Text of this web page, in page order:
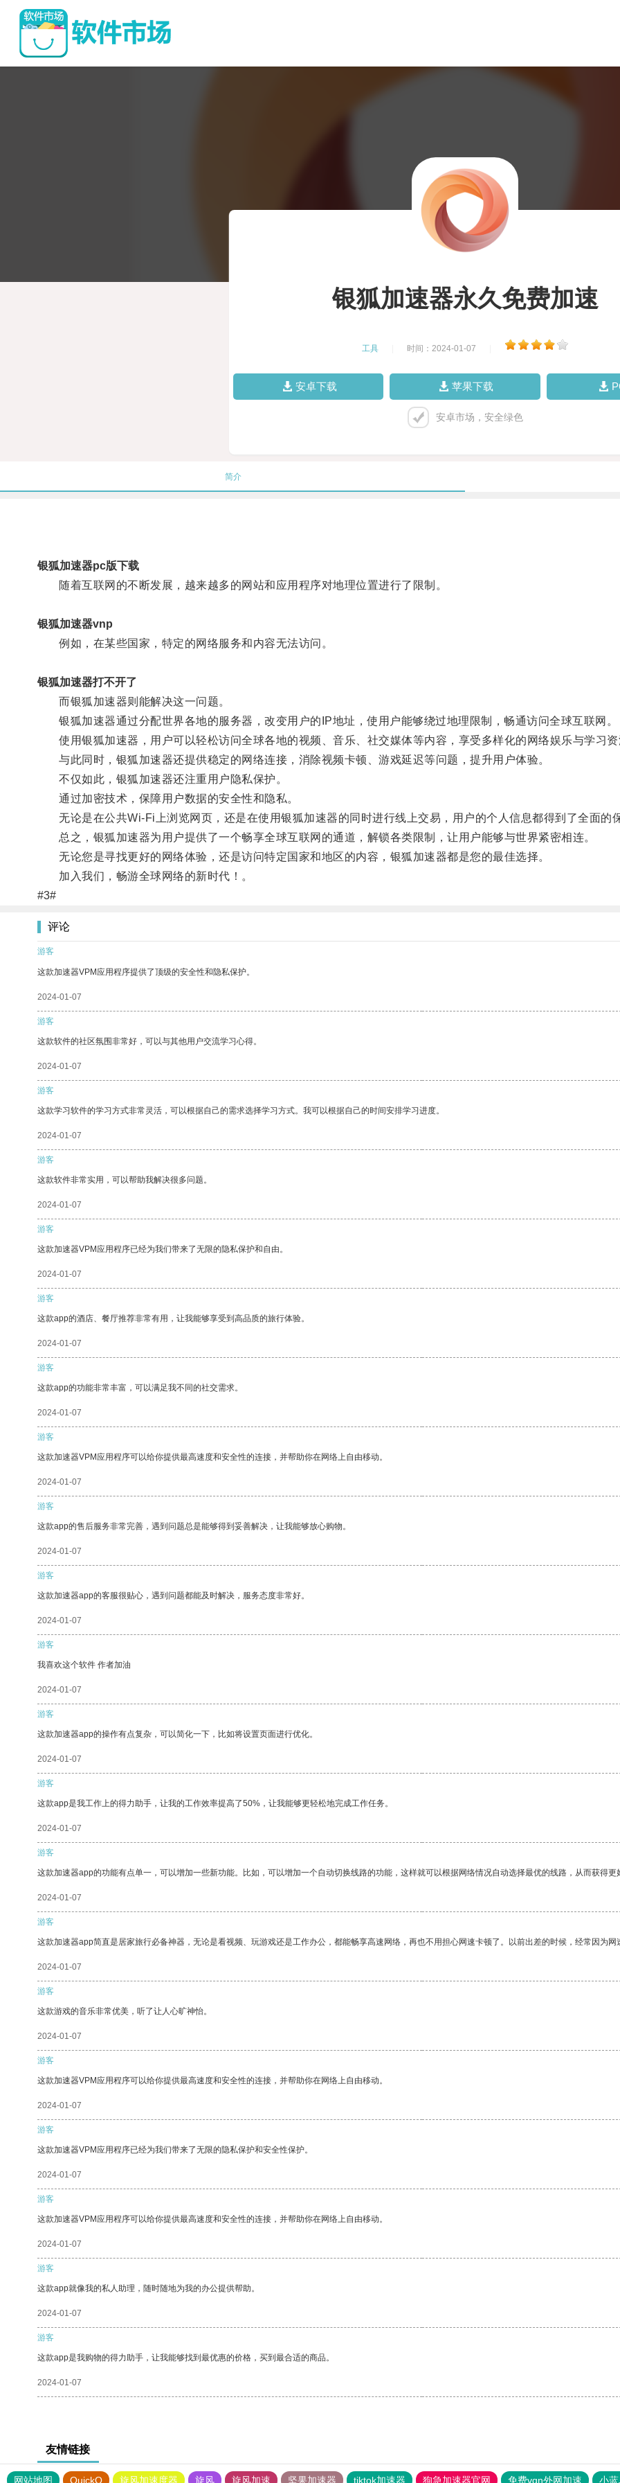
银狐加速器永久免费加速
工具 时间：2024-01-07
安卓下载 苹果下载
安卓市场，安全绿色
简介
银狐加速器pc版下载
随着互联网的不断发展，越来越多的网站和应用程序对地理位置进行了限制。
银狐加速器vnp
例如，在某些国家，特定的网络服务和内容无法访问。
银狐加速器打不开了
而银狐加速器则能解决这一问题。
银狐加速器通过分配世界各地的服务器，改变用户的IP地址，使用户能够绕过地理限制，畅通访问全球互联网。
使用银狐加速器，用户可以轻松访问全球各地的视频、音乐、社交媒体等内容，享受多样化的网络娱乐与学习资
与此同时，银狐加速器还提供稳定的网络连接，消除视频卡顿、游戏延迟等问题，提升用户体验。
不仅如此，银狐加速器还注重用户隐私保护。
通过加密技术，保障用户数据的安全性和隐私。
无论是在公共Wi-Fi上浏览网页，还是在使用银狐加速器的同时进行线上交易，用户的个人信息都得到了全面的保
总之，银狐加速器为用户提供了一个畅享全球互联网的通道，解锁各类限制，让用户能够与世界紧密相连。
无论您是寻找更好的网络体验，还是访问特定国家和地区的内容，银狐加速器都是您的最佳选择。
加入我们，畅游全球网络的新时代！。
#3#
评论
游客
这款加速器VPM应用程序提供了顶级的安全性和隐私保护。
2024-01-07
游客
这款软件的社区氛围非常好，可以与其他用户交流学习心得。
2024-01-07
游客
这款学习软件的学习方式非常灵活，可以根据自己的需求选择学习方式。我可以根据自己的时间安排学习进度。
2024-01-07
游客
这款软件非常实用，可以帮助我解决很多问题。
2024-01-07
游客
这款加速器VPM应用程序已经为我们带来了无限的隐私保护和自由。
2024-01-07
游客
这款app的酒店、餐厅推荐非常有用，让我能够享受到高品质的旅行体验。
2024-01-07
游客
这款app的功能非常丰富，可以满足我不同的社交需求。
2024-01-07
游客
这款加速器VPM应用程序可以给你提供最高速度和安全性的连接，并帮助你在网络上自由移动。
2024-01-07
游客
这款app的售后服务非常完善，遇到问题总是能够得到妥善解决，让我能够放心购物。
2024-01-07
游客
这款加速器app的客服很贴心，遇到问题都能及时解决，服务态度非常好。
2024-01-07
游客
我喜欢这个软件 作者加油
2024-01-07
游客
这款加速器app的操作有点复杂，可以简化一下，比如将设置页面进行优化。
2024-01-07
游客
这款app是我工作上的得力助手，让我的工作效率提高了50%，让我能够更轻松地完成工作任务。
2024-01-07
游客
这款加速器app的功能有点单一，可以增加一些新功能。比如，可以增加一个自动切换线路的功能，这样就可以根据网络情况自动选择最优的线路，从而获得更
2024-01-07
游客
这款加速器app简直是居家旅行必备神器，无论是看视频、玩游戏还是工作办公，都能畅享高速网络，再也不用担心网速卡顿了。以前出差的时候，经常因为
2024-01-07
游客
这款游戏的音乐非常优美，听了让人心旷神怡。
2024-01-07
游客
这款加速器VPM应用程序可以给你提供最高速度和安全性的连接，并帮助你在网络上自由移动。
2024-01-07
游客
这款加速器VPM应用程序已经为我们带来了无限的隐私保护和安全性保护。
2024-01-07
游客
这款加速器VPM应用程序可以给你提供最高速度和安全性的连接，并帮助你在网络上自由移动。
2024-01-07
游客
这款app就像我的私人助理，随时随地为我的办公提供帮助。
2024-01-07
游客
这款app是我购物的得力助手，让我能够找到最优惠的价格，买到最合适的商品。
2024-01-07
友情链接
网站地图 QuickQ 旋风加速度器 旋风 旋风加速 坚果加速器 tiktok加速器 狗急加速器官网 免费vqn外网加速 小